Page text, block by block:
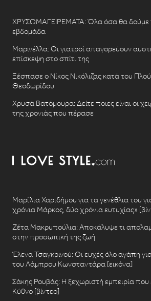
ΧΡΥΣΩΜΑΓΕΙΡΕΜΑΤΑ: Όλα όσα θα δούμε
εβδομάδα
Μαρινέλλα: Οι γιατροί απαγορεύουν
επίσκεψη στο σπίτι της
Ξέσπασε ο Νίκος Νικόλιζας κατά του
Θεοδωρίδου
Χρυσά Βατόμουρα: Δείτε ποιες είναι οι
της χρονιάς που πέρασε
Μαρίλια Χαριδήμου για τα γενέθλια του
χρόνια Μάρκος, δύο χρόνια ευτυχίας»
Ζέτα Μακρυπούλια: Αποκάλυψε τι
στην προσωπική της ζωή
Έλενα Τσαγκρινού: Οι ευχές όλο αγάπη
του Λάμπρου Κωνσταντάρα [εικόνα]
Σάκης Ρουβάς: Η ξεχωριστή εμπειρία που
Κύθνο [βίντεο]